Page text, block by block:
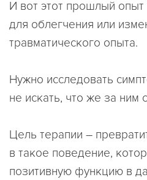
И вот этот прошлый
для облегчения или
травматического опыта.
Нужно исследовать
не искать, что же за ним
Цель терапии –
в такое поведение,
позитивную функцию в